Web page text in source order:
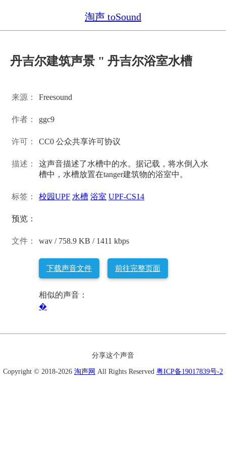
淘声 toSound
丹吉尔建筑声景 " 丹吉尔浴室水槽
来源： Freesound
作者： ggc9
许可： CC0 公众共享许可协议
描述：
这声音描述了水槽中的水。据记载，将水倒入水
槽中，水槽放置在tanger建筑物的浴室中。
标签： 校园UPF 水槽 浴室 UPF-CS14
预览：
文件： wav / 758.9 KB / 1411 kbps
下载声音文件 前往完整页面
相似的声音：
�
分享这个声音
Copyright © 2018-2026 淘声网 All Rights Reserved 粤ICP备19017839号-2